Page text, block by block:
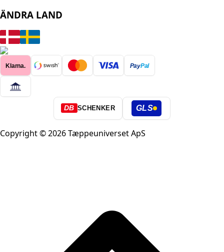
ÄNDRA LAND
Klarna. PayPal
DB SCHENKER GLS
Copyright © 2026 Tæppeuniverset ApS